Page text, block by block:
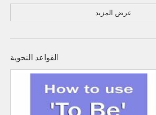
عرض المزيد
القواعد النحوية